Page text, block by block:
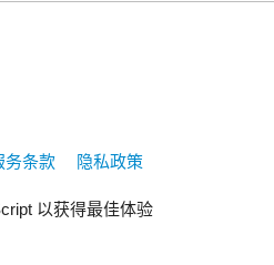
务条款 隐私政策
以获得最佳体验